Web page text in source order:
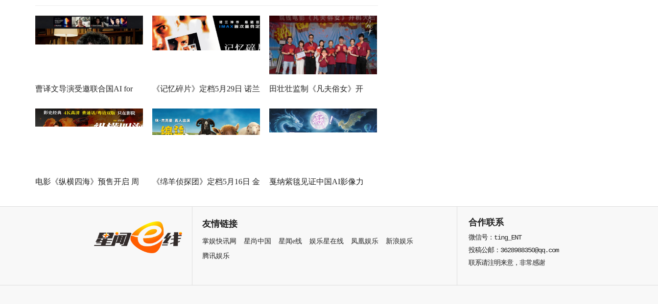
曹译文导演受邀联合国AI for
Good全球峰会 以AI影像传递向
善力量
《记忆碎片》定档5月29日 诺兰
神作IMAX首次量身定制
田壮壮监制《凡夫俗女》开
机，一场回乡路，两代解心结
电影《纵横四海》预售开启 周 《绵羊侦探团》定档5月16日 金 戛纳紫毯见证中国AI影像力
友情链接
掌娱快讯网 星尚中国 星闻e线 娱乐星在线 凤凰娱乐
新浪娱乐
腾讯娱乐
合作联系
微信号：ting_ENT
投稿公邮：3628988350@qq.com
联系请注明来意，非常感谢